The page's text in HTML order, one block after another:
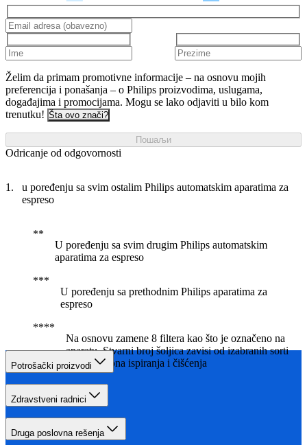
Želim da primam promotivne informacije – na osnovu mojih
preferencija i ponašanja – o Philips proizvodima, uslugama,
događajima i promocijama. Mogu se lako odjaviti u bilo kom
trenutku! Šta ovo znači?
Пошаљи
Odricanje od odgovornosti
u poređenju sa svim ostalim Philips automatskim aparatima za
espreso
U poređenju sa svim drugim Philips automatskim
aparatima za espreso
U poređenju sa prethodnim Philips aparatima za
espreso
Na osnovu zamene 8 filtera kao što je označeno na
aparatu. Stvarni broj šoljica zavisi od izabranih sorti
kafe i šablona ispiranja i čišćenja
Potrošački proizvodi
Zdravstveni radnici
Druga poslovna rešenja